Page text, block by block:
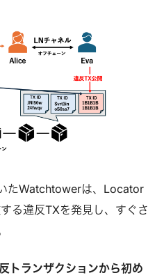
たWatchtowerは、Locator
る違反TXを発見し、すぐさ
トランザクションから初め